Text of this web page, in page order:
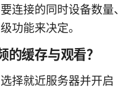
连接的同时设备数量、
功能来决定。
的缓存与观看？
择就近服务器并开启